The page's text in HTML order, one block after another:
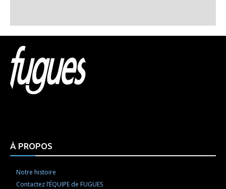
À PROPOS
Notre histoire
Contactez l’ÉQUIPE de FUGUES